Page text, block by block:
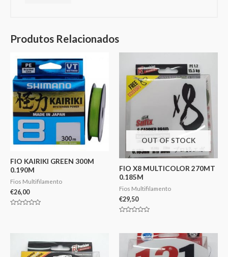
Produtos Relacionados
FIO KAIRIKI GREEN 300M
0.190M
Fios Multifilamento
€26,00
OUT OF STOCK
FIO X8 MULTICOLOR 270MT
0.185M
Fios Multifilamento
€29,50
5